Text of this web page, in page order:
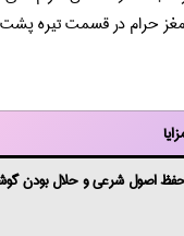
حرام در قسمت تیره پشت
اصول شرعی و حلال بودن